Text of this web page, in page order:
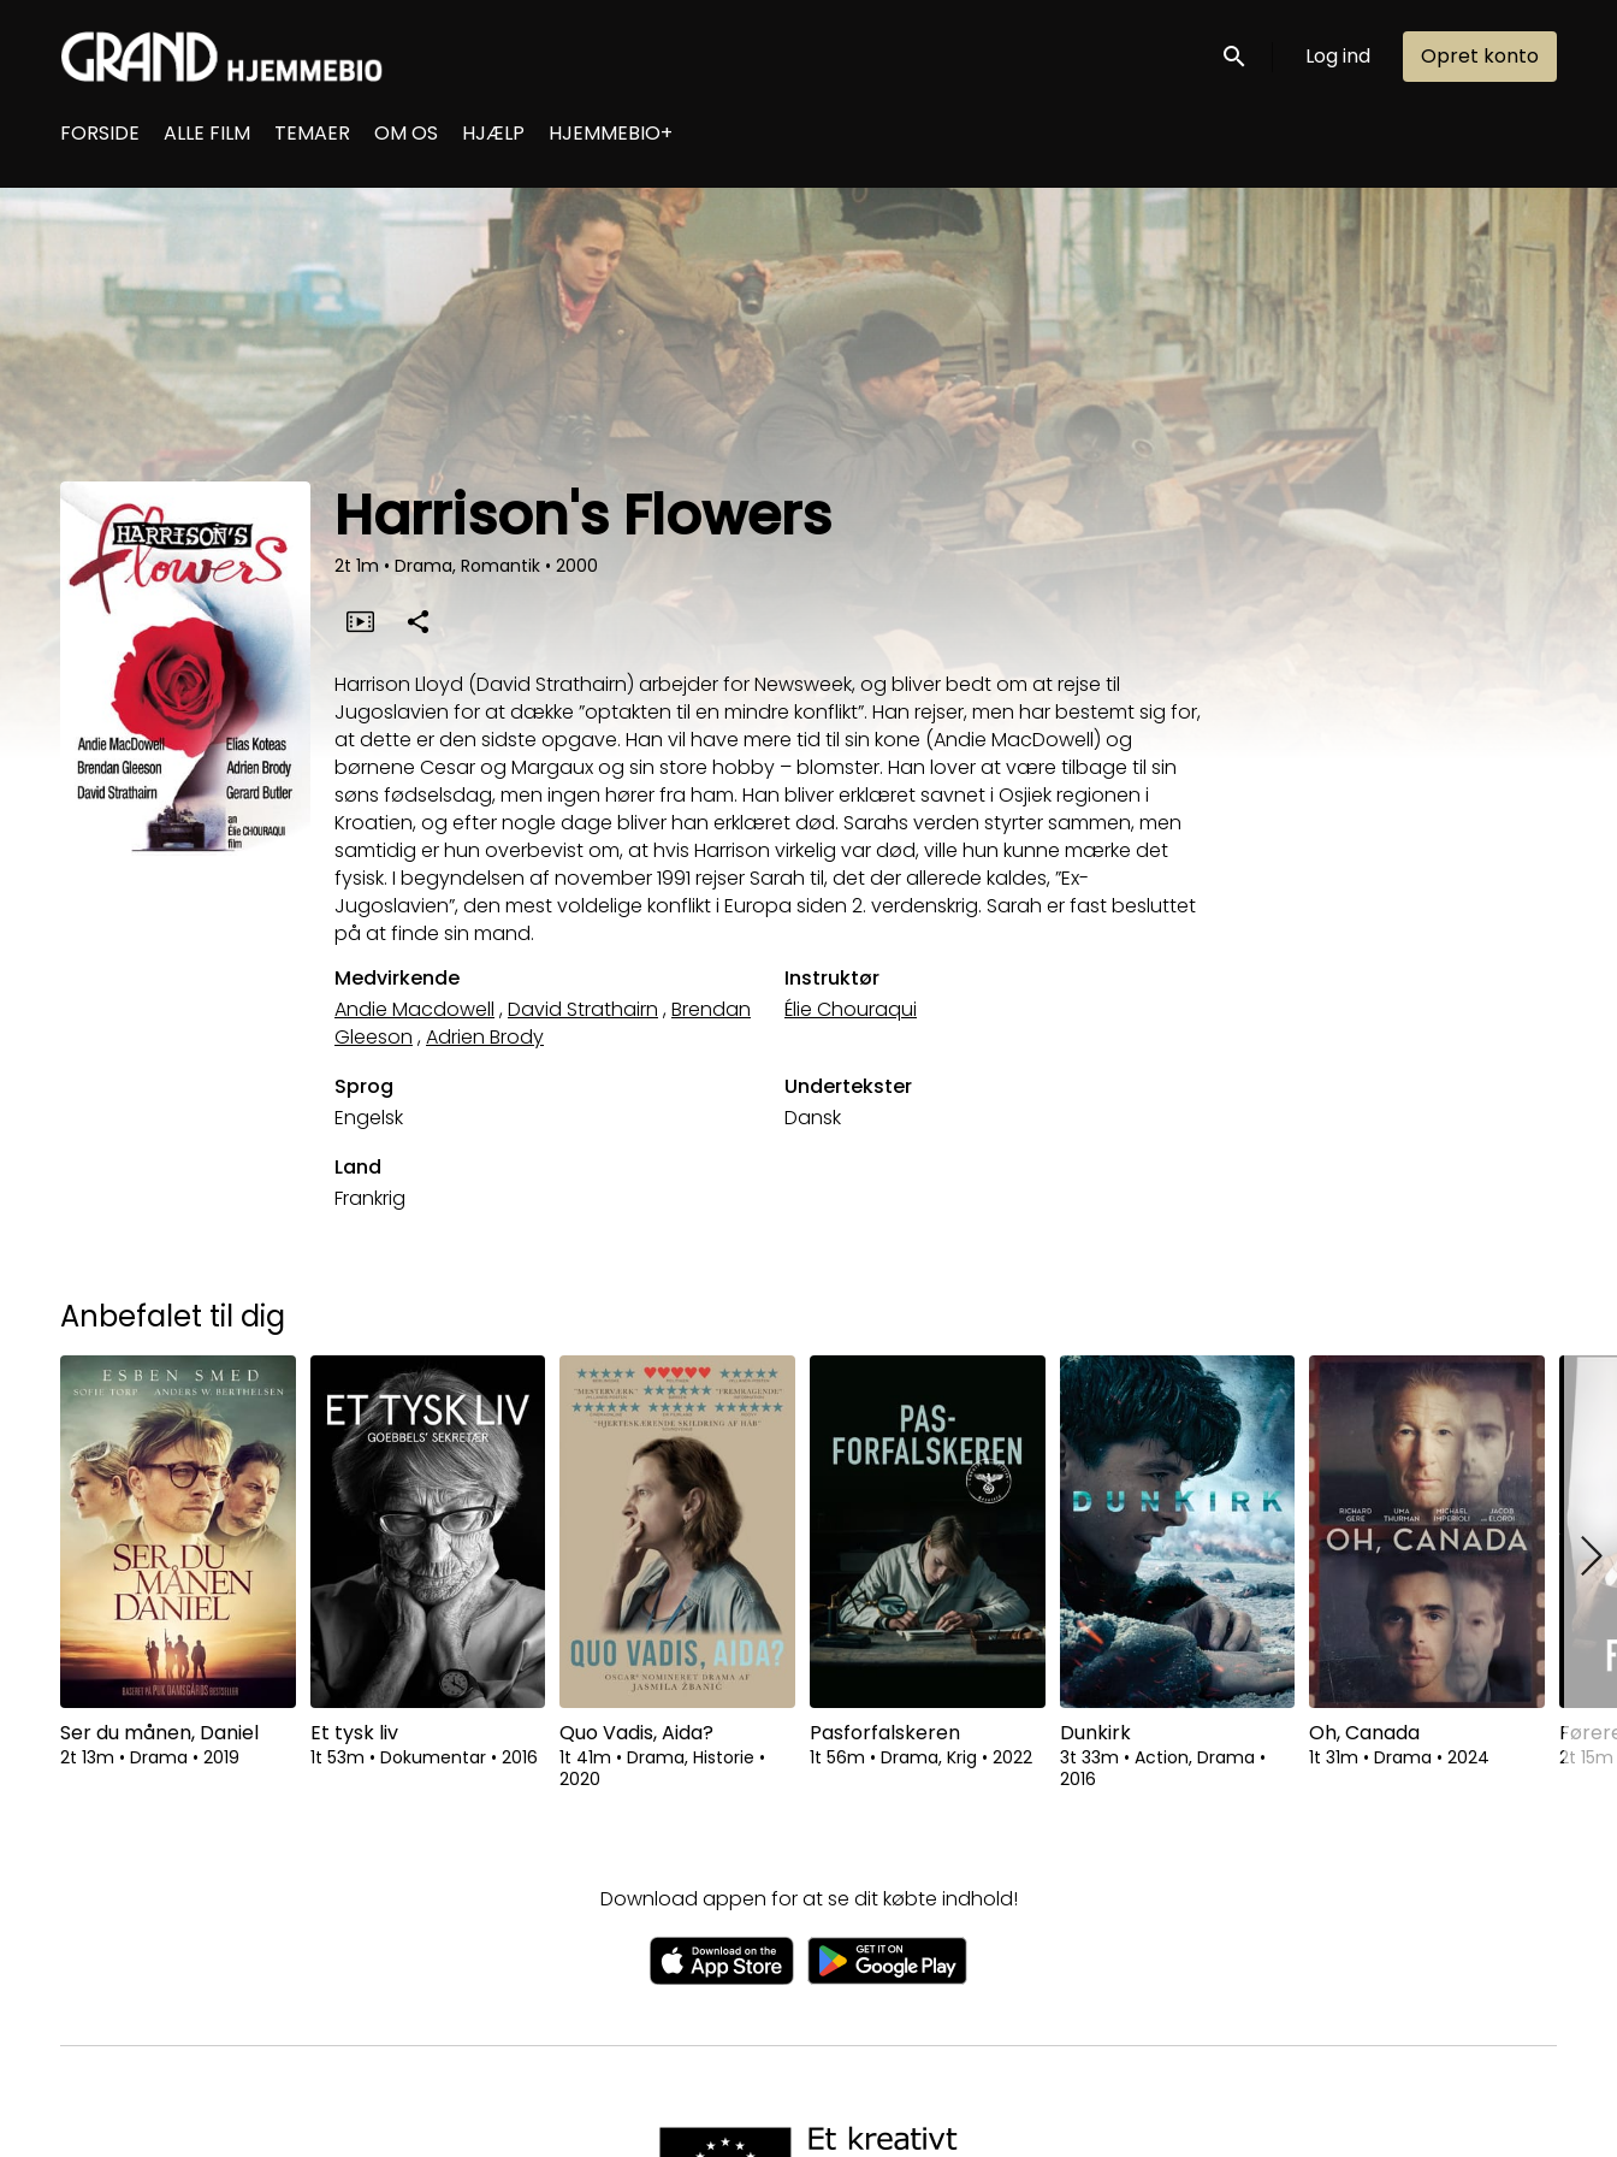
Accessibility Links
Søg nu Log ind Opret konto
FORSIDE ALLE FILM TEMAER OM OS HJÆLP HJEMMEBIO+
Harrison's Flowers
2t 1m • Drama, Romantik • 2000
Harrison Lloyd (David Strathairn) arbejder for Newsweek, og bliver bedt om at rejse til
Jugoslavien for at dække ”optakten til en mindre konflikt”. Han rejser, men har bestemt sig for,
at dette er den sidste opgave. Han vil have mere tid til sin kone (Andie MacDowell) og
børnene Cesar og Margaux og sin store hobby – blomster. Han lover at være tilbage til sin
søns fødselsdag, men ingen hører fra ham. Han bliver erklæret savnet i Osjiek regionen i
Kroatien, og efter nogle dage bliver han erklæret død. Sarahs verden styrter sammen, men
samtidig er hun overbevist om, at hvis Harrison virkelig var død, ville hun kunne mærke det
fysisk. I begyndelsen af november 1991 rejser Sarah til, det der allerede kaldes, ”Ex-
Jugoslavien”, den mest voldelige konflikt i Europa siden 2. verdenskrig. Sarah er fast besluttet
på at finde sin mand.
Medvirkende
Andie Macdowell ,David Strathairn ,Brendan
Gleeson ,Adrien Brody
Instruktør
Élie Chouraqui
Sprog
Engelsk
Undertekster
Dansk
Land
Frankrig
Anbefalet til dig
Ser du månen, Daniel
2t 13m • Drama • 2019
Et tysk liv
1t 53m • Dokumentar • 2016
Quo Vadis, Aida?
1t 41m • Drama, Historie •
2020
Pasforfalskeren
1t 56m • Drama, Krig • 2022
Dunkirk
3t 33m • Action, Drama •
2016
Oh, Canada
1t 31m • Drama • 2024 2t 15m
Download appen for at se dit købte indhold!